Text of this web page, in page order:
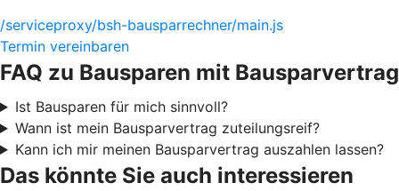
/serviceproxy/bsh-bausparrechner/main.js
Termin vereinbaren
FAQ zu Bausparen mit Bausparvertrag
Ist Bausparen für mich sinnvoll?
Wann ist mein Bausparvertrag zuteilungsreif?
Kann ich mir meinen Bausparvertrag auszahlen lassen?
Das könnte Sie auch interessieren